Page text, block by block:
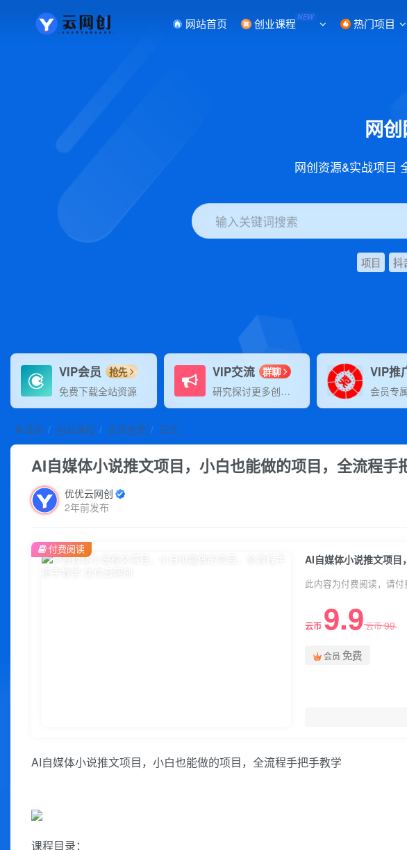
网站首页 创业课程NEW 热门项目
网
网创资源&实战项目
输入关键词搜索
项目 抖
VIP会员 抢先
免费下载全站资源
VIP交流 群聊
研究探讨更多创业项目路子。 会员专
首页 创业课程 会员免费 正文
AI自媒体小说推文项目，小白也能做的项目，全流程手
优优云网创
2年前发布
AI自媒体小说推文项目
此内容为付费阅读，请付
云币 9.9云币99
会员 免费
付费阅读
AI自媒体小说推文项目，小白也能做的项目，全流程手把手教学
课程目录：